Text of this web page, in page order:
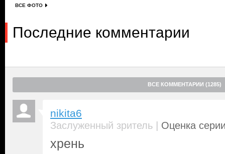
ВСЕ ФОТО
Последние комментарии
ВСЕ КОММЕНТАРИИ (1285)
nikita6
Заслуженный зритель | Оценка
хрень